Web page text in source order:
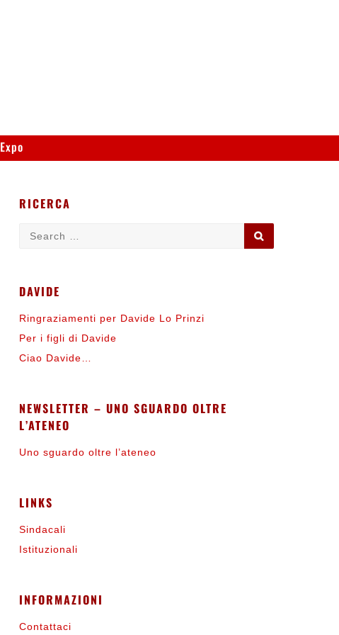
Expo
RICERCA
DAVIDE
Ringraziamenti per Davide Lo Prinzi
Per i figli di Davide
Ciao Davide…
NEWSLETTER – UNO SGUARDO OLTRE
L’ATENEO
Uno sguardo oltre l’ateneo
LINKS
Sindacali
Istituzionali
INFORMAZIONI
Contattaci